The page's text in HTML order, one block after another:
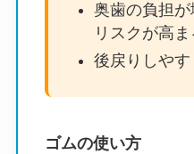
奥歯の負担
リスクが高ま
後戻りしやす
ゴムの使い方